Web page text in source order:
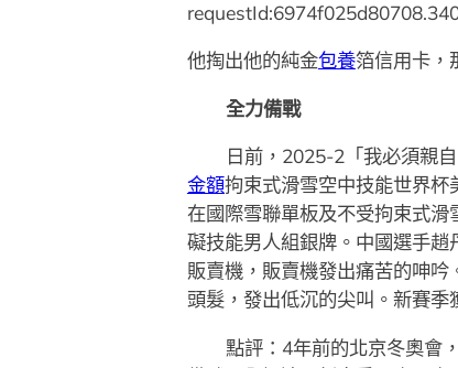
他掏出他的純金包養箔信用卡，
全力備戰
日前，2025-2「我必須親
金額拘束式滑雪空中技能世界
在國際雪聯單板及不受拘束式
礙技能男人組銀牌。中國選手
販賣機，販賣機發出痛苦的呻
頭髮，發出低沉的尖叫。新賽季
點評：4年前的北京冬奧會